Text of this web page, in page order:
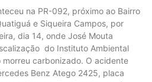
na PR-092, próximo ao Bairro
e Siqueira Campos, por
dia 14, onde José Mouta
do Instituto Ambiental
carbonizado. O acidente
Benz Atego 2425, placa